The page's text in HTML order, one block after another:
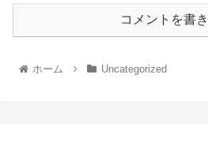
コメントを書
ホーム Uncategorized